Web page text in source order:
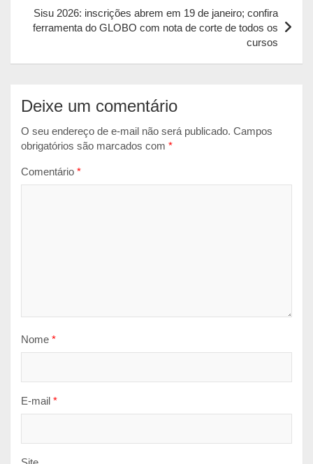
p
k
e
r
Sisu 2026: inscrições abrem em 19 de janeiro; confira
ferramenta do GLOBO com nota de corte de todos os
cursos
Deixe um comentário
O seu endereço de e-mail não será publicado. Campos
obrigatórios são marcados com *
Comentário *
Nome *
E-mail *